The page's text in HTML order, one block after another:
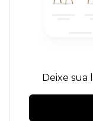
Deixe sua